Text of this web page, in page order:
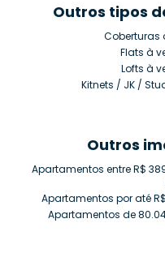
Outros tipos
Coberturas
Flats à
Lofts à
Kitnets / JK /
Outros
Apartamentos entre R$
Apartamentos por até
Apartamentos de